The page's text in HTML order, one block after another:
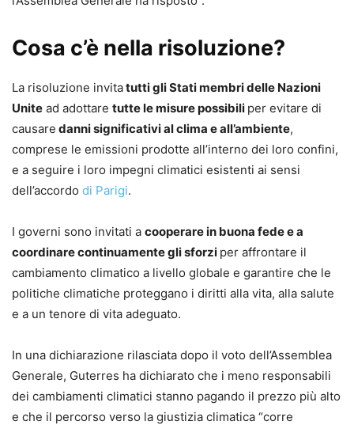
Cosa c’è nella risoluzione?
La risoluzione invitatutti gli Stati membri delle Nazioni
Unite ad adottare tutte le misure possibili per evitare di
causare danni significativi al clima e all’ambiente,
comprese le emissioni prodotte all’interno dei loro confini,
e a seguire i loro impegni climatici esistenti ai sensi
dell’accordo di Parigi.
I governi sono invitati a cooperare in buona fede e a
coordinare continuamente gli sforzi per affrontare il
cambiamento climatico a livello globale e garantire che le
politiche climatiche proteggano i diritti alla vita, alla salute
e a un tenore di vita adeguato.
In una dichiarazione rilasciata dopo il voto dell’Assemblea
Generale, Guterres ha dichiarato che i meno responsabili
dei cambiamenti climatici stanno pagando il prezzo più alto
e che il percorso verso la giustizia climatica “corre